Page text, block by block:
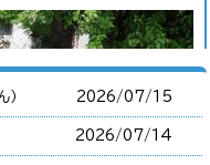
） 2026/07/15
2026/07/14